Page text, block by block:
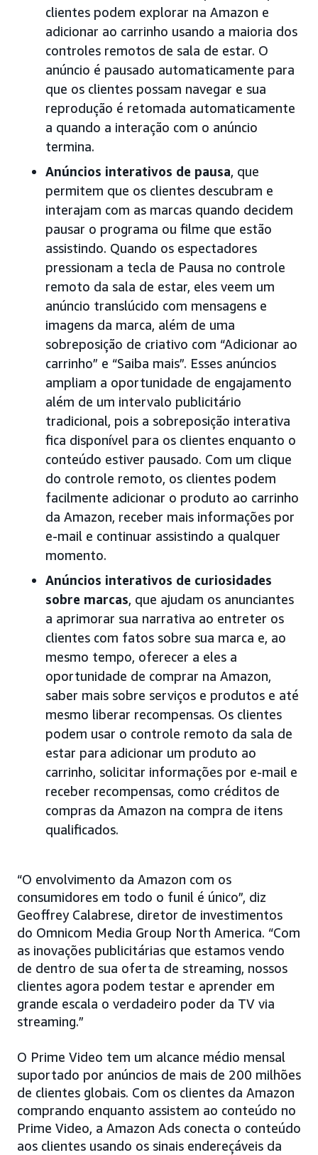
clientes podem explorar na Amazon e
adicionar ao carrinho usando a maioria dos
controles remotos de sala de estar. O
anúncio é pausado automaticamente para
que os clientes possam navegar e sua
reprodução é retomada automaticamente
a quando a interação com o anúncio
termina.
Anúncios interativos de pausa, que
permitem que os clientes descubram e
interajam com as marcas quando decidem
pausar o programa ou filme que estão
assistindo. Quando os espectadores
pressionam a tecla de Pausa no controle
remoto da sala de estar, eles veem um
anúncio translúcido com mensagens e
imagens da marca, além de uma
sobreposição de criativo com “Adicionar ao
carrinho” e “Saiba mais”. Esses anúncios
ampliam a oportunidade de engajamento
além de um intervalo publicitário
tradicional, pois a sobreposição interativa
fica disponível para os clientes enquanto o
conteúdo estiver pausado. Com um clique
do controle remoto, os clientes podem
facilmente adicionar o produto ao carrinho
da Amazon, receber mais informações por
e-mail e continuar assistindo a qualquer
momento.
Anúncios interativos de curiosidades
sobre marcas, que ajudam os anunciantes
a aprimorar sua narrativa ao entreter os
clientes com fatos sobre sua marca e, ao
mesmo tempo, oferecer a eles a
oportunidade de comprar na Amazon,
saber mais sobre serviços e produtos e até
mesmo liberar recompensas. Os clientes
podem usar o controle remoto da sala de
estar para adicionar um produto ao
carrinho, solicitar informações por e-mail e
receber recompensas, como créditos de
compras da Amazon na compra de itens
qualificados.
“O envolvimento da Amazon com os
consumidores em todo o funil é único”, diz
Geoffrey Calabrese, diretor de investimentos
do Omnicom Media Group North America. “Com
as inovações publicitárias que estamos vendo
de dentro de sua oferta de streaming, nossos
clientes agora podem testar e aprender em
grande escala o verdadeiro poder da TV via
streaming.”
O Prime Video tem um alcance médio mensal
suportado por anúncios de mais de 200 milhões
de clientes globais. Com os clientes da Amazon
comprando enquanto assistem ao conteúdo no
Prime Video, a Amazon Ads conecta o conteúdo
aos clientes usando os sinais endereçáveis da